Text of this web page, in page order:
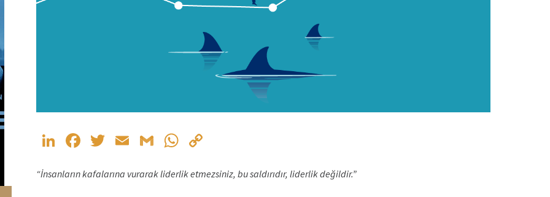
LinkedIn
Facebook
Twitter
EmailGmailWhatsApp
“İnsanların kafalarına vurarak liderlik etmezsiniz, bu saldırıdır, liderlik değildir.”